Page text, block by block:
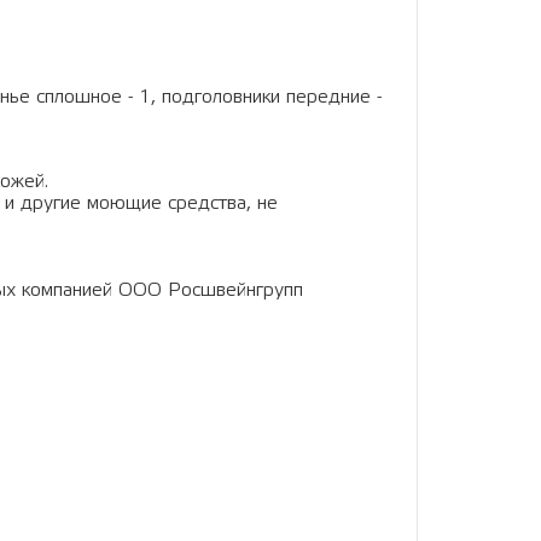
сплошное - 1, подголовники передние -
и другие моющие средства, не
компанией ООО Росшвейнгрупп